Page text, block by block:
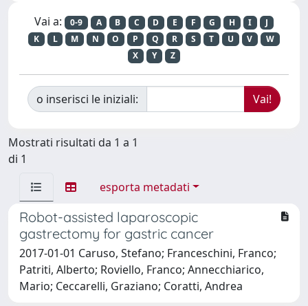
Vai a: 0-9 A B C D E F G H I
J
K
L M N O P Q R S T U V
W
X
Y Z
o inserisci le iniziali:
Mostrati risultati da 1 a 1
di 1
esporta metadati
Robot-assisted laparoscopic
gastrectomy for gastric cancer
2017-01-01 Caruso, Stefano; Franceschini, Franco;
Patriti, Alberto; Roviello, Franco; Annecchiarico,
Mario; Ceccarelli, Graziano; Coratti, Andrea